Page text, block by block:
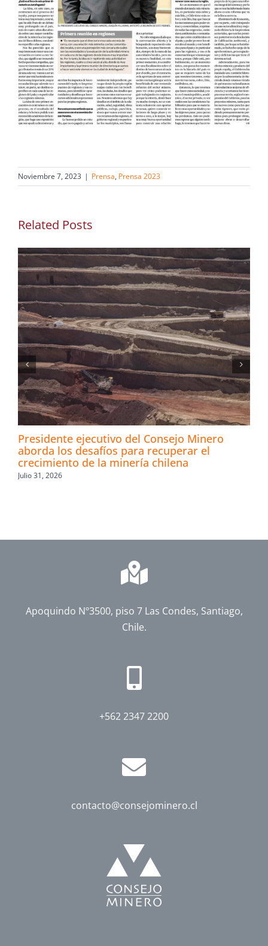
Noviembre 7, 2023 | Prensa, Prensa 2023
Related Posts
Presidente ejecutivo del Consejo Minero
aborda los desafíos para recuperar el
crecimiento de la minería chilena
Julio 31, 2026
Apoquindo Nº3500, piso 7 Las Condes, Santiago,
Chile.
+562 2347 2200
contacto@consejominero.cl